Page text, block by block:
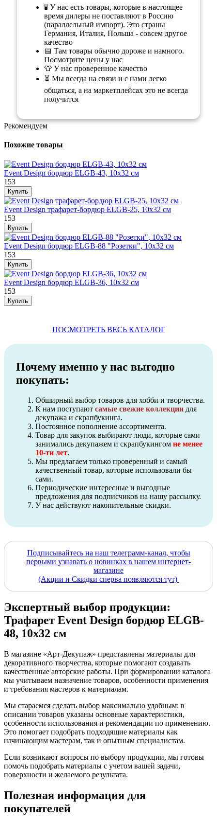
🧪 У нас есть товары, которые в настоящее
время дилеры не поставляют в Россию
(параллельный импорт). Это страны
Германия, Италия, Польша - совсем другое
качество
📅 Там товары обычно дороже и намного.
Посмотрите цены у нас
👕 У нас проверенное качество
⏳ Мы всегда на связи и с нами легко
общаться, а на маркетплейсах это не всегда
получится
Рекомендуем
Похожие товары
Event Design бордюр ELGB-43, 10х32 см
153
Event Design трафарет-бордюр ELGB-25, 10х32 см
153
Event Design бордюр ELGB-88 "Розетки", 10х32 см
153
Event Design бордюр ELGB-36, 10х32 см
153
ПОСМОТРЕТЬ ВЕСЬ КАТАЛОГ
Почему именно у нас выгодно
покупать:
Обширный выбор товаров для хобби и творчества.
К нам поступают самые свежие коллекции для
декупажа и скрапбукинга.
Постоянное пополнение ассортимента.
Товар для закупок выбирают люди, которые сами
занимались декупажем и скрапбукингом не менее
10-ти лет.
Мы предлагаем только проверенный и самый
качественный товар, которые использовали бы
сами.
Периодические интересные и выгодные
предложения для подписчиков на нашу рассылку.
У нас действуют накопительные скидки.
Подписывайтесь на наш телеграмм-канал, чтобы
первыми узнавать о новинках в нашем интернет-
магазине
(Акции и Скидки сперва появляются тут)
Экспертный выбор продукции:
Трафарет Event Design бордюр ELGB-
48, 10х32 см
В магазине «Арт-Декупаж» представлены материалы для
декоративного творчества, которые помогают создавать
качественные авторские работы. При формировании каталога
мы учитываем назначение товаров, особенности применения
и требования мастеров к материалам.
Мы стараемся сделать выбор максимально удобным: в
описании товаров указаны основные характеристики,
особенности использования и рекомендации по применению.
Это помогает подобрать подходящие материалы как
начинающим мастерам, так и опытным специалистам.
Если возникают вопросы по выбору продукции, мы готовы
помочь подобрать материалы с учетом вашей задачи,
поверхности и желаемого результата.
Полезная информация для
покупателей